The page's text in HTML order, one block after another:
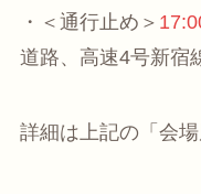
・＜通行止め＞
道路、高速4号新宿
詳細は上記の「会場